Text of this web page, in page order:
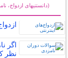
(دانستنیهای ازدواج،
نظر